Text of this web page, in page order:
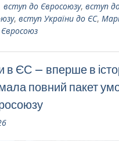
вступ до Євросоюзу, вступ
, вступ України до ЄС,
Євросоюз
в ЄС – вперше в
повний пакет